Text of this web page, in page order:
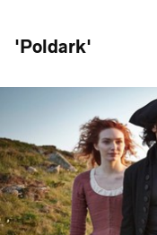
'Poldark'